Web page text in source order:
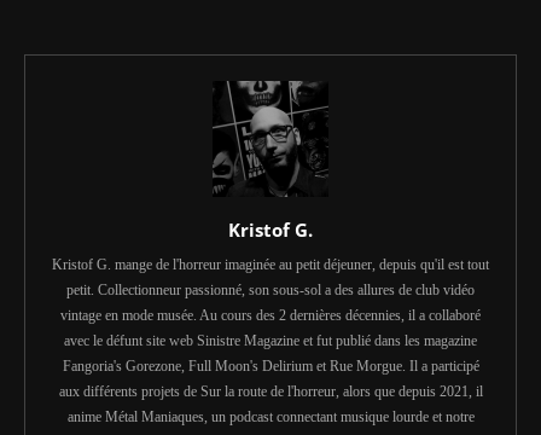
Kristof G.
Kristof G. mange de l'horreur imaginée au petit déjeuner, depuis qu'il est tout
petit. Collectionneur passionné, son sous-sol a des allures de club vidéo
vintage en mode musée. Au cours des 2 dernières décennies, il a collaboré
avec le défunt site web Sinistre Magazine et fut publié dans les magazine
Fangoria's Gorezone, Full Moon's Delirium et Rue Morgue. Il a participé
aux différents projets de Sur la route de l'horreur, alors que depuis 2021, il
anime Métal Maniaques, un podcast connectant musique lourde et notre